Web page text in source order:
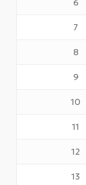
6
7
8
9
10
11
12
13